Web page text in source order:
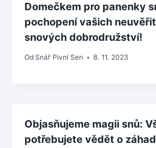
Domečkem pro panenky
pochopení vašich
snových dobrodružství!
Od Snář Pivní Sen 8. 11. 2023
Objasňujeme magii snů:
potřebujete vědět o